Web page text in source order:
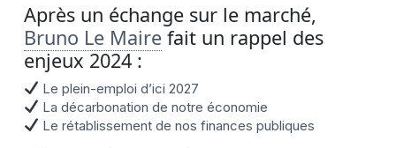
Après un échange sur le marché,
Bruno Le Maire fait un rappel des
enjeux 2024 :
Le plein-emploi d’ici 2027
La décarbonation de notre économie
Le rétablissement de nos finances publiques